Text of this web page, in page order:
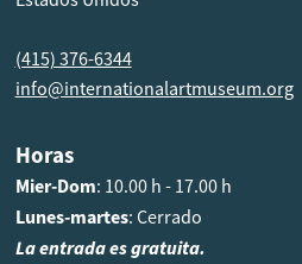
(415) 376-6344
info@internationalartmuseum.org
Horas
Mier-Dom: 10.00 h - 17.00 h
Lunes-martes: Cerrado
La entrada es gratuita.